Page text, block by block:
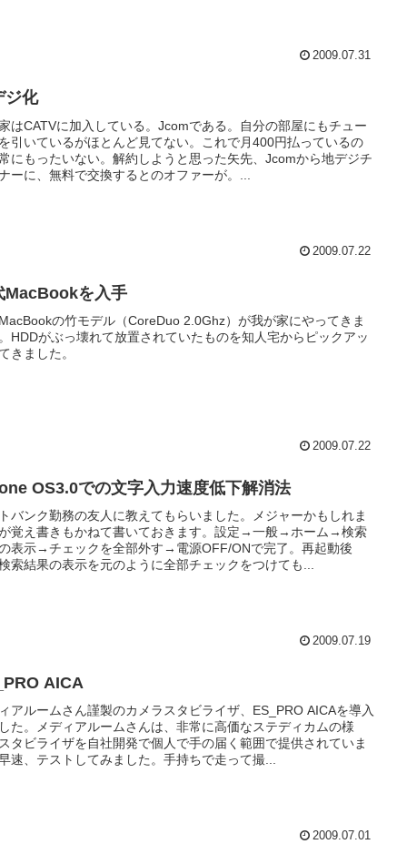
2009.07.31
ジ化
はCATVに加入している。Jcomである。自分の部屋にもチュー
引いているがほとんど見てない。これで月400円払っているの
にもったいない。解約しようと思った矢先、Jcomから地デジチ
ーに、無料で交換するとのオファーが。...
2009.07.22
MacBookを入手
の竹モデル（CoreDuo 2.0Ghz）が我が家にやってきま
HDDがぶっ壊れて放置されていたものを知人宅からピックアッ
きました。
2009.07.22
OS3.0での文字入力速度低下解消法
バンク勤務の友人に教えてもらいました。メジャーかもしれま
覚え書きもかねて書いておきます。設定→一般→ホーム→検索
表示→チェックを全部外す→電源OFF/ONで完了。再起動後
索結果の表示を元のように全部チェックをつけても...
2009.07.19
AICA
アルームさん謹製のカメラスタビライザ、ES_PRO AICAを導入
た。メディアルームさんは、非常に高価なステディカムの様
タビライザを自社開発で個人で手の届く範囲で提供されていま
速、テストしてみました。手持ちで走って撮...
2009.07.01